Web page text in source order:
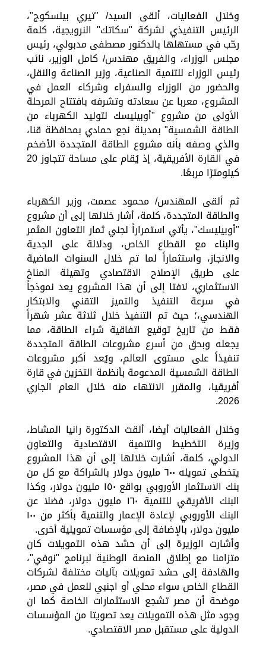
وخلال الفعاليات، ألقى السيد/ "تيري بيلسكوج"،
الرئيس التنفيذي لشركة "سكاتك" النرويجية، كلمة
رحّب في مستهلها بالدكتور مصطفى مدبولي، رئيس
مجلس الوزراء، والفريق مهندس/ كامل الوزير، نائب
رئيس الوزراء للتنمية الصناعية، وزير الصناعة والنقل،
والحضور من الوزراء والسفراء وشركاء العمل في
المشروع، معربا عن سعادته وتشرفه بافتتاح المرحلة
الأولى من مشروع "أوبيليسك لتوليد الكهرباء من
الطاقة الشمسية" بمدينة نجع حمادي بمحافظة قنا،
والذي وصفه بأنه مشروع الطاقة المتجددة الأضخم
في القارة الأفريقية، إذ يُقام على مساحة تتجاوز 20
كيلومترًا مربعًا.
ثم ألقى المهندس/ محمود عصمت، وزير الكهرباء
والطاقة المتجددة، كلمة، أشار خلالها إلى أن مشروع
"أوبيليسك"، يأتي استمراراً لجني ثمار التعاون المثمر
والبناء مع القطاع الخاص، ودلالة على الجدية
والانجاز، واستثماراً لما تم خلال السنوات الماضية
على طريق الإصلاح الاقتصادي وتهيئة المناخ
الاستثماري، لافتا إلى أن هذا المشروع يعد نموذجاً
في سرعة التنفيذ والتميز التقني والابتكار
الهندسي،؛ حيث تم التنفيذ خلال ثلاثة عشر شهراً
فقط من تاريخ توقيع اتفاقية شراء الطاقة، مما
يجعله وبحق من أسرع مشروعات الطاقة المتجددة
تنفيذاً على مستوى العالم، ويُعد أكبر مشروعات
الطاقة الشمسية المدعومة بأنظمة التخزين في قارة
أفريقيا، والمقرر الانتهاء منه خلال العام الجاري
2026.
وخلال الفعاليات أيضا، ألقت الدكتورة رانيا المشاط،
وزيرة التخطيط والتنمية الاقتصادية والتعاون
الدولي، كلمة، أشارت خلالها إلى أن هذا المشروع
يتخطى تمويله ٦٠٠ مليون دولار بالشراكة مع كل من
بنك الاستثمار الأوروبي بواقع ١٥٠ مليون دولار، وكذا
البنك الأفريقي للتنمية ١٦٠ مليون دولار، فضلا عن
البنك الأوروبي لإعادة الإعمار والتنمية بأكثر من ١٠٠
مليون دولار، بالإضافة إلى مؤسسات تمويلية أخرى.
وأشارت الوزيرة إلى أن حشد هذه التمويلات كان
متزامنا مع إطلاق المنصة الوطنية لبرنامج "نوفي"،
والهادفة إلى حشد تمويلات بآليات مختلفة لشركات
القطاع الخاص سواء محلي أو اجنبي للعمل في مصر،
موضحة أن مصر تشجع الاستثمارات الخاصة كما ان
وجود مثل هذه التمويلات يعد تصويتا من المؤسسات
الدولية على مستقبل مصر الاقتصادي.